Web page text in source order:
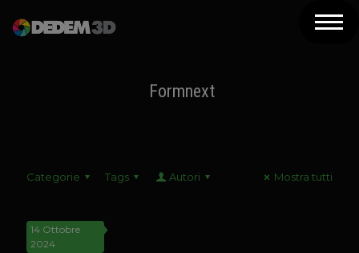
Assistenza
Formnext
Categorie Tags Autori Mostra tutti
14 Ottobre
2024